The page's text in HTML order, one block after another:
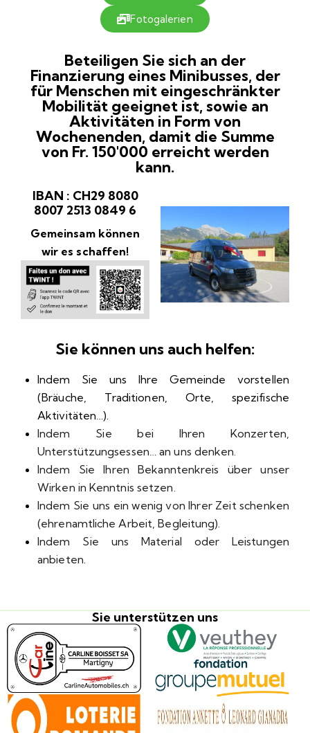
Fotogalerien
Beteiligen Sie sich an der
Finanzierung eines Minibusses, der
für Menschen mit eingeschränkter
Mobilität geeignet ist, sowie an
Aktivitäten in Form von
Wochenenden, damit die Summe
von Fr. 150'000 erreicht werden
kann.
IBAN : CH29 8080
8007 2513 0849 6
Gemeinsam können
wir es schaffen!
Sie können uns auch helfen:
Indem Sie uns Ihre Gemeinde vorstellen
(Bräuche, Traditionen, Orte, spezifische
Aktivitäten…).
Indem Sie bei Ihren Konzerten,
Unterstützungsessen… an uns denken.
Indem Sie Ihren Bekanntenkreis über unser
Wirken in Kenntnis setzen.
Indem Sie uns ein wenig von Ihrer Zeit schenken
(ehrenamtliche Arbeit, Begleitung).
Indem Sie uns Material oder Leistungen
anbieten.
Sie unterstützen uns